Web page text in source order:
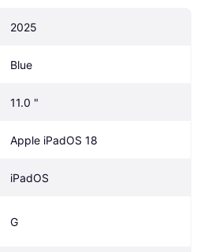
2025
Blue
11.0 "
Apple iPadOS 18
iPadOS
G